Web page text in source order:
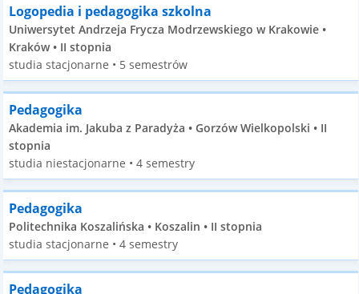
Logopedia i pedagogika szkolna
Uniwersytet Andrzeja Frycza Modrzewskiego w Krakowie •
Kraków • II stopnia
studia stacjonarne • 5 semestrów
Pedagogika
Akademia im. Jakuba z Paradyża • Gorzów Wielkopolski • II
stopnia
studia niestacjonarne • 4 semestry
Pedagogika
Politechnika Koszalińska • Koszalin • II stopnia
studia stacjonarne • 4 semestry
Pedagogika